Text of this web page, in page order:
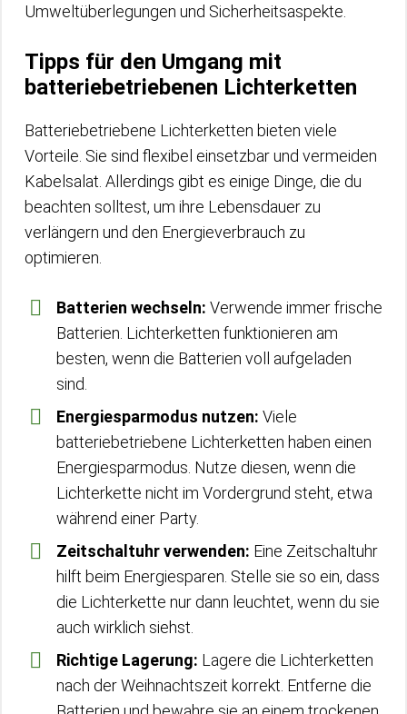
Umweltüberlegungen und Sicherheitsaspekte.
Tipps für den Umgang mit
batteriebetriebenen Lichterketten
Batteriebetriebene Lichterketten bieten viele
Vorteile. Sie sind flexibel einsetzbar und vermeiden
Kabelsalat. Allerdings gibt es einige Dinge, die du
beachten solltest, um ihre Lebensdauer zu
verlängern und den Energieverbrauch zu
optimieren.
Batterien wechseln: Verwende immer frische
Batterien. Lichterketten funktionieren am
besten, wenn die Batterien voll aufgeladen
sind.
Energiesparmodus nutzen: Viele
batteriebetriebene Lichterketten haben einen
Energiesparmodus. Nutze diesen, wenn die
Lichterkette nicht im Vordergrund steht, etwa
während einer Party.
Zeitschaltuhr verwenden: Eine Zeitschaltuhr
hilft beim Energiesparen. Stelle sie so ein, dass
die Lichterkette nur dann leuchtet, wenn du sie
auch wirklich siehst.
Richtige Lagerung: Lagere die Lichterketten
nach der Weihnachtszeit korrekt. Entferne die